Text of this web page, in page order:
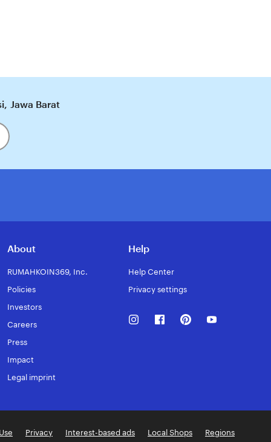
Jawa Barat
About
RUMAHKOIN369, Inc.
Policies
Investors
Careers
Press
Impact
Legal imprint
Help
Help Center
Privacy settings
InstagramFacebookPinterest
Privacy Interest-based ads Local Shops Regions